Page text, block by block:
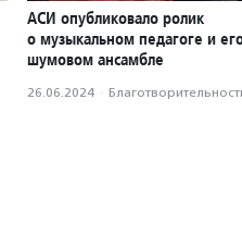
АСИ опубликовало ролик
о музыкальном педагоге и
шумовом ансамбле
26.06.2024 ·